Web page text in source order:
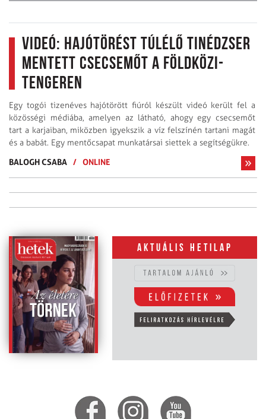
Videó: hajótörést túlélő tinédzser
mentett csecsemőt a Földközi-
tengeren
Egy togói tizenéves hajótörött fiúról készült videó került fel a
közösségi médiába, amelyen az látható, ahogy egy csecsemőt
tart a karjaiban, miközben igyekszik a víz felszínén tartani magát
és a babát. Egy mentőcsapat munkatársai siettek a segítségükre.
BALOGH CSABA / ONLINE
Aktuális hetilap